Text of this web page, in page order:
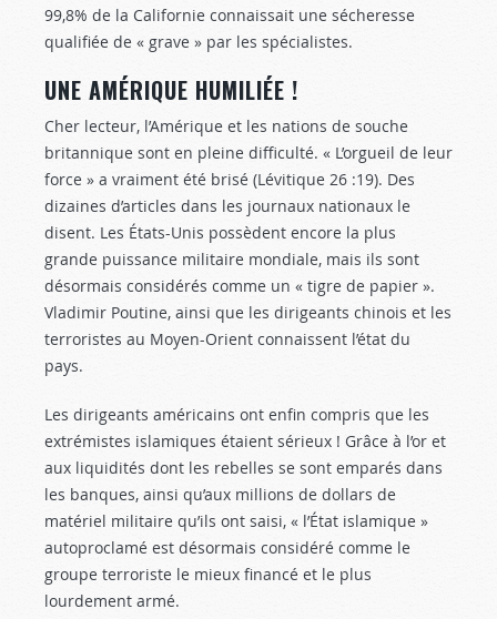
99,8% de la Californie connaissait une sécheresse
qualifiée de « grave » par les spécialistes.
UNE AMÉRIQUE HUMILIÉE !
Cher lecteur, l’Amérique et les nations de souche
britannique sont en pleine difficulté. « L’orgueil de leur
force » a vraiment été brisé (Lévitique 26 :19). Des
dizaines d’articles dans les journaux nationaux le
disent. Les États-Unis possèdent encore la plus
grande puissance militaire mondiale, mais ils sont
désormais considérés comme un « tigre de papier ».
Vladimir Poutine, ainsi que les dirigeants chinois et les
terroristes au Moyen-Orient connaissent l’état du
pays.
Les dirigeants américains ont enfin compris que les
extrémistes islamiques étaient sérieux ! Grâce à l’or et
aux liquidités dont les rebelles se sont emparés dans
les banques, ainsi qu’aux millions de dollars de
matériel militaire qu’ils ont saisi, « l’État islamique »
autoproclamé est désormais considéré comme le
groupe terroriste le mieux financé et le plus
lourdement armé.